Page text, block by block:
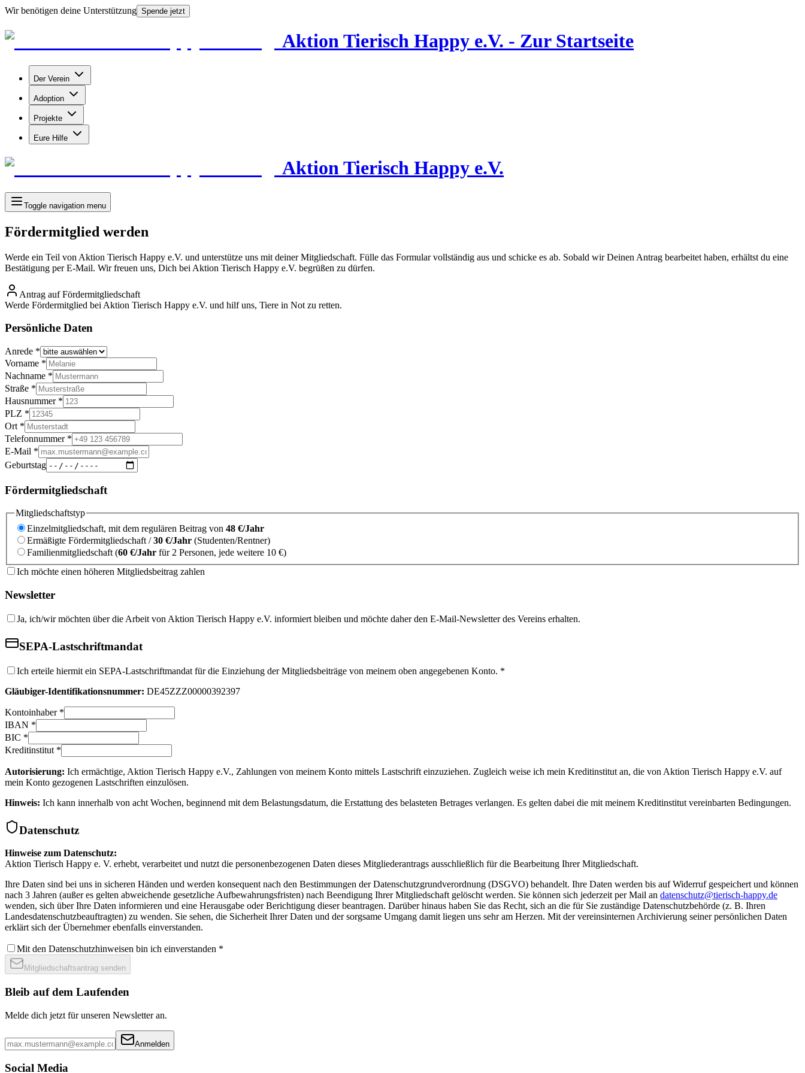
Wir benötigen deine Unterstützung Spende jetzt
Aktion Tierisch Happy e.V. - Zur Startseite
Der Verein
Adoption
Projekte
Eure Hilfe
Aktion Tierisch Happy e.V.
Toggle navigation menu
Fördermitglied werden
Werde ein Teil von Aktion Tierisch Happy e.V. und unterstütze uns mit deiner Mitgliedschaft. Fülle das Formular vollständig aus und schicke es ab. Sobald wir Deinen Antrag bearbeitet haben, erhältst du eine
Bestätigung per E-Mail. Wir freuen uns, Dich bei Aktion Tierisch Happy e.V. begrüßen zu dürfen.
Antrag auf Fördermitgliedschaft
Werde Fördermitglied bei Aktion Tierisch Happy e.V. und hilf uns, Tiere in Not zu retten.
Persönliche Daten
Anrede *
Vorname *
Nachname *
Straße *
Hausnummer *
PLZ *
Ort *
Telefonnummer *
E-Mail *
Geburtstag
Fördermitgliedschaft
Mitgliedschaftstyp
Einzelmitgliedschaft, mit dem regulären Beitrag von 48 €/Jahr
Ermäßigte Fördermitgliedschaft /30 €/Jahr (Studenten/Rentner)
Familienmitgliedschaft (60 €/Jahr für 2 Personen, jede weitere 10 €)
Ich möchte einen höheren Mitgliedsbeitrag zahlen
Newsletter
Ja, ich/wir möchten über die Arbeit von Aktion Tierisch Happy e.V. informiert bleiben und möchte daher den E-Mail-Newsletter des Vereins erhalten.
SEPA-Lastschriftmandat
Ich erteile hiermit ein SEPA-Lastschriftmandat für die Einziehung der Mitgliedsbeiträge von meinem oben angegebenen Konto. *
Gläubiger-Identifikationsnummer: DE45ZZZ00000392397
Kontoinhaber *
IBAN *
BIC *
Kreditinstitut *
Autorisierung: Ich ermächtige, Aktion Tierisch Happy e.V., Zahlungen von meinem Konto mittels Lastschrift einzuziehen. Zugleich weise ich mein Kreditinstitut an, die von Aktion Tierisch Happy e.V. auf
mein Konto gezogenen Lastschriften einzulösen.
Hinweis: Ich kann innerhalb von acht Wochen, beginnend mit dem Belastungsdatum, die Erstattung des belasteten Betrages verlangen. Es gelten dabei die mit meinem Kreditinstitut vereinbarten Bedingungen.
Datenschutz
Hinweise zum Datenschutz:
Aktion Tierisch Happy e. V. erhebt, verarbeitet und nutzt die personenbezogenen Daten dieses Mitgliederantrags ausschließlich für die Bearbeitung Ihrer Mitgliedschaft.
Ihre Daten sind bei uns in sicheren Händen und werden konsequent nach den Bestimmungen der Datenschutzgrundverordnung (DSGVO) behandelt. Ihre Daten werden bis auf Widerruf gespeichert und können
nach 3 Jahren (außer es gelten abweichende gesetzliche Aufbewahrungsfristen) nach Beendigung Ihrer Mitgliedschaft gelöscht werden. Sie können sich jederzeit per Mail an datenschutz@tierisch-happy.de
wenden, sich über Ihre Daten informieren und eine Herausgabe oder Berichtigung dieser beantragen. Darüber hinaus haben Sie das Recht, sich an die für Sie zuständige Datenschutzbehörde (z. B. Ihren
Landesdatenschutzbeauftragten) zu wenden. Sie sehen, die Sicherheit Ihrer Daten und der sorgsame Umgang damit liegen uns sehr am Herzen. Mit der vereinsinternen Archivierung seiner persönlichen Daten
erklärt sich der Übernehmer ebenfalls einverstanden.
Mit den Datenschutzhinweisen bin ich einverstanden *
Mitgliedschaftsantrag senden
Bleib auf dem Laufenden
Melde dich jetzt für unseren Newsletter an.
Anmelden
Social Media